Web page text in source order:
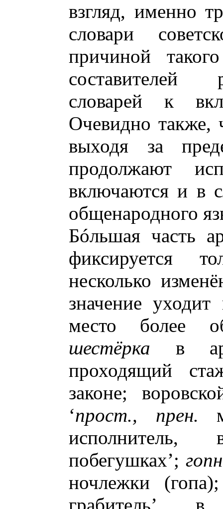
взгляд, именно
словари
причиной
составителей
словарей к
Очевидно также,
выходя за
продолжают
включаются и в
общенародного
Бóльшая часть
фиксируется
несколько
значение
место более
шестёрка в
проходящий
законе;
‘прост., прен.
побегушках’;
ночлежки